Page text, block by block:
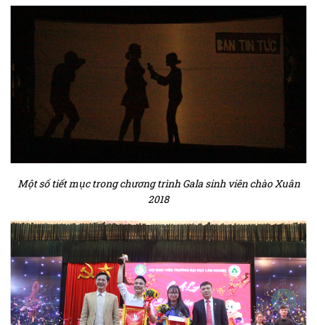
Một số tiết mục trong chương trình Gala sinh viên chào Xuân
2018